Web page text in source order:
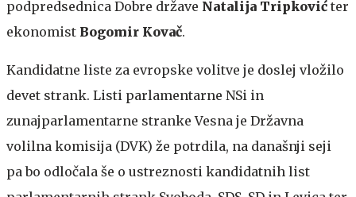
podpredsednica Dobre države Natalija Tripković ter
ekonomist Bogomir Kovač.
Kandidatne liste za evropske volitve je doslej vložilo
devet strank. Listi parlamentarne NSi in
zunajparlamentarne stranke Vesna je Državna
volilna komisija (DVK) že potrdila, na današnji seji
pa bo odločala še o ustreznosti kandidatnih list